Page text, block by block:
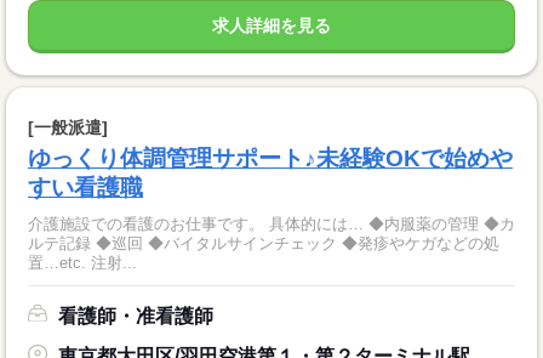
求人詳細を見る
[一般派遣]
ゆっくり体調管理サポート♪未経験OKで始めや
すい看護職
介護施設での看護のお仕事です。 具体的には… ◆内服薬の管理 ◆カ
ルテ記録 ◆巡回 ◆バイタルサインチェック ◆発疹やケガなどの処
置…etc. 注射...
看護師・准看護師